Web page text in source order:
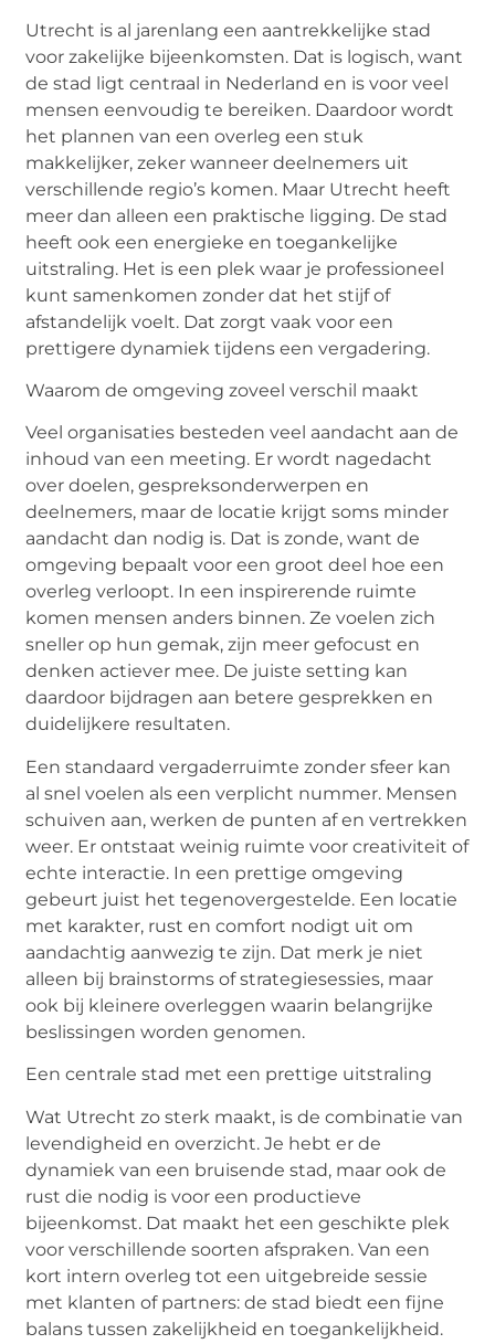
Utrecht is al jarenlang een aantrekkelijke stad
voor zakelijke bijeenkomsten. Dat is logisch, want
de stad ligt centraal in Nederland en is voor veel
mensen eenvoudig te bereiken. Daardoor wordt
het plannen van een overleg een stuk
makkelijker, zeker wanneer deelnemers uit
verschillende regio’s komen. Maar Utrecht heeft
meer dan alleen een praktische ligging. De stad
heeft ook een energieke en toegankelijke
uitstraling. Het is een plek waar je professioneel
kunt samenkomen zonder dat het stijf of
afstandelijk voelt. Dat zorgt vaak voor een
prettigere dynamiek tijdens een vergadering.
Waarom de omgeving zoveel verschil maakt
Veel organisaties besteden veel aandacht aan de
inhoud van een meeting. Er wordt nagedacht
over doelen, gespreksonderwerpen en
deelnemers, maar de locatie krijgt soms minder
aandacht dan nodig is. Dat is zonde, want de
omgeving bepaalt voor een groot deel hoe een
overleg verloopt. In een inspirerende ruimte
komen mensen anders binnen. Ze voelen zich
sneller op hun gemak, zijn meer gefocust en
denken actiever mee. De juiste setting kan
daardoor bijdragen aan betere gesprekken en
duidelijkere resultaten.
Een standaard vergaderruimte zonder sfeer kan
al snel voelen als een verplicht nummer. Mensen
schuiven aan, werken de punten af en vertrekken
weer. Er ontstaat weinig ruimte voor creativiteit of
echte interactie. In een prettige omgeving
gebeurt juist het tegenovergestelde. Een locatie
met karakter, rust en comfort nodigt uit om
aandachtig aanwezig te zijn. Dat merk je niet
alleen bij brainstorms of strategiesessies, maar
ook bij kleinere overleggen waarin belangrijke
beslissingen worden genomen.
Een centrale stad met een prettige uitstraling
Wat Utrecht zo sterk maakt, is de combinatie van
levendigheid en overzicht. Je hebt er de
dynamiek van een bruisende stad, maar ook de
rust die nodig is voor een productieve
bijeenkomst. Dat maakt het een geschikte plek
voor verschillende soorten afspraken. Van een
kort intern overleg tot een uitgebreide sessie
met klanten of partners: de stad biedt een fijne
balans tussen zakelijkheid en toegankelijkheid.